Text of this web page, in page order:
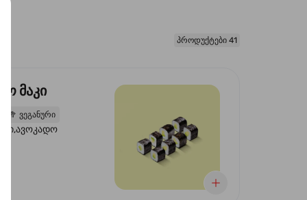
პროდუქტები 41
მაკი
🥦 ვეგანური